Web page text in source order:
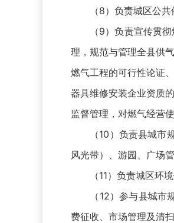
（8）负责城区公共停
（9）负责宣传贯彻燃
理，规范与管理全县供
燃气工程的可行性论证
器具维修安装企业资质
监督管理，对燃气经营
（10）负责县城市规
风光带）、游园、广场管
（11）负责城区环境
（12）参与县城市规
费征收、市场管理及清